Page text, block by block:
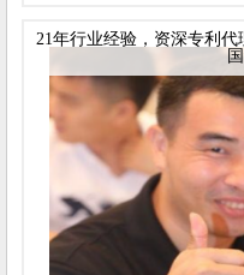
21年行业经验，资深专利